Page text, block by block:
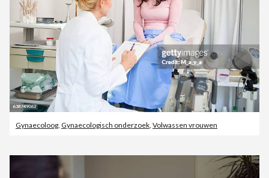
Gynaecoloog, Gynaecologisch onderzoek, Volwassen vrouwen